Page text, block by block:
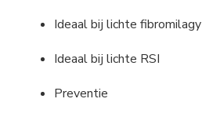
Ideaal bij lichte fibromilagy
Ideaal bij lichte RSI
Preventie